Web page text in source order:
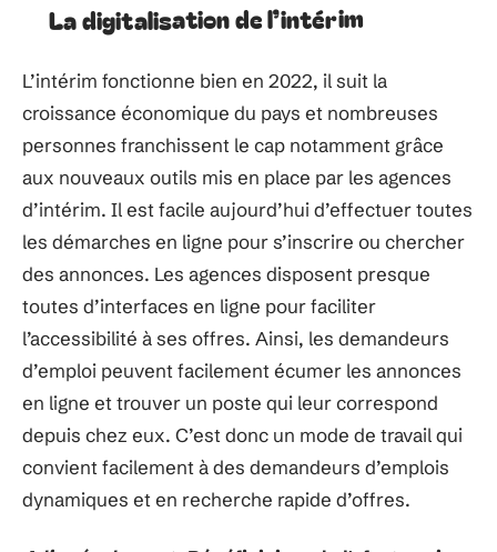
La digitalisation de l’intérim
L’intérim fonctionne bien en 2022, il suit la
croissance économique du pays et nombreuses
personnes franchissent le cap notamment grâce
aux nouveaux outils mis en place par les agences
d’intérim. Il est facile aujourd’hui d’effectuer toutes
les démarches en ligne pour s’inscrire ou chercher
des annonces. Les agences disposent presque
toutes d’interfaces en ligne pour faciliter
l’accessibilité à ses offres. Ainsi, les demandeurs
d’emploi peuvent facilement écumer les annonces
en ligne et trouver un poste qui leur correspond
depuis chez eux. C’est donc un mode de travail qui
convient facilement à des demandeurs d’emplois
dynamiques et en recherche rapide d’offres.